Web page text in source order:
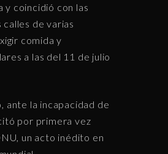
y coincidió con las
de varias
comida y
a las del 11 de julio
ante la incapacidad de
por primera vez
un acto inédito en